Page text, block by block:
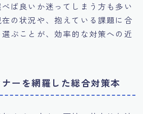
ば良いか迷ってしまう方も多い
の状況や、抱えている課題に合
ぶことが、効率的な対策への近
ーを網羅した総合対策本